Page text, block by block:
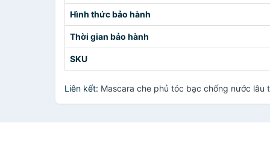
Hình thức bảo hành
Thời gian bảo hành
SKU
Liên kết: Mascara che phủ tóc bạc chống nước lâu